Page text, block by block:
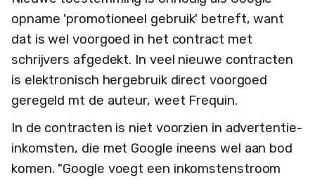
opname 'promotioneel gebruik' betreft, want
dat is wel voorgoed in het contract met
schrijvers afgedekt. In veel nieuwe contracten
is elektronisch hergebruik direct voorgoed
geregeld mt de auteur, weet Frequin.
In de contracten is niet voorzien in advertentie-
inkomsten, die met Google ineens wel aan bod
komen. "Google voegt een inkomstenstroom